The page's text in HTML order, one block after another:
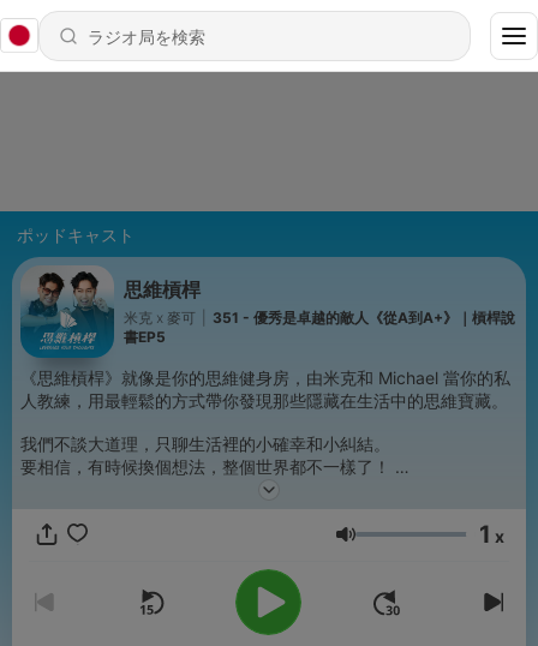
ポッドキャスト
思維槓桿
米克 x 麥可
351 - 優秀是卓越的敵人《從A到A+》｜槓桿說
書EP5
《思維槓桿》就像是你的思維健身房，由米克和 Michael 當你的私
人教練，用最輕鬆的方式帶你發現那些隱藏在生活中的思維寶藏。
我們不談大道理，只聊生活裡的小確幸和小糾結。
要相信，有時候換個想法，整個世界都不一樣了！
來吧，讓我們一起用輕鬆的對談，找出思維的支點，槓桿出更自由
Powered by Firstory Hosting
音量 1 x